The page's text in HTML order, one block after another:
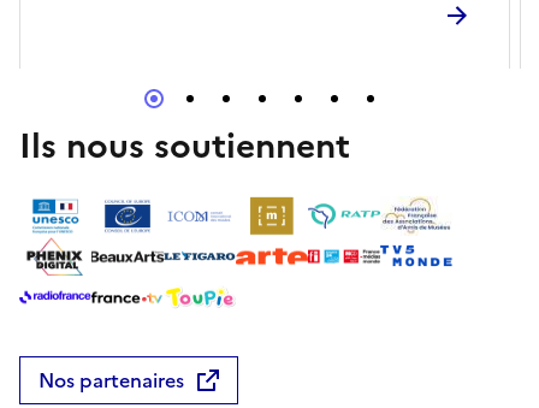
Ils nous soutiennent
Nos partenaires